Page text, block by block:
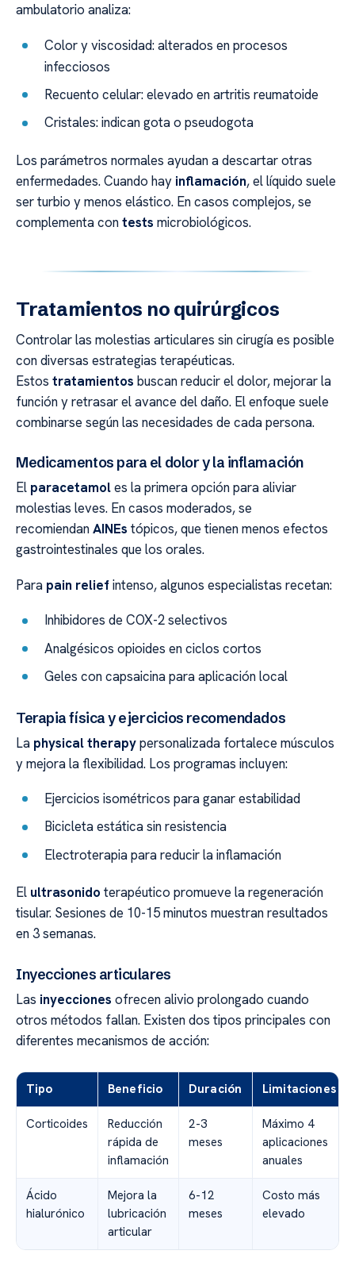
ambulatorio analiza:
Color y viscosidad: alterados en procesos
infecciosos
Recuento celular: elevado en artritis reumatoide
Cristales: indican gota o pseudogota
Los parámetros normales ayudan a descartar otras
enfermedades. Cuando hay inflamación, el líquido suele
ser turbio y menos elástico. En casos complejos, se
complementa contests microbiológicos.
Tratamientos no quirúrgicos
Controlar las molestias articulares sin cirugía es posible
con diversas estrategias terapéuticas.
Estos tratamientos buscan reducir el dolor, mejorar la
función y retrasar el avance del daño. El enfoque suele
combinarse según las necesidades de cada persona.
Medicamentos para el dolor y la inflamación
El paracetamoles la primera opción para aliviar
molestias leves. En casos moderados, se
recomiendanAINEs tópicos, que tienen menos efectos
gastrointestinales que los orales.
Para pain reliefintenso, algunos especialistas recetan:
Inhibidores de COX-2 selectivos
Analgésicos opioides en ciclos cortos
Geles con capsaicina para aplicación local
Terapia física y ejercicios recomendados
La physical therapypersonalizada fortalece músculos
y mejora la flexibilidad. Los programas incluyen:
Ejercicios isométricos para ganar estabilidad
Bicicleta estática sin resistencia
Electroterapia para reducir la inflamación
El ultrasonido terapéutico promueve la regeneración
tisular. Sesiones de 10-15 minutos muestran resultados
en 3 semanas.
Inyecciones articulares
Las inyecciones ofrecen alivio prolongado cuando
otros métodos fallan. Existen dos tipos principales con
diferentes mecanismos de acción:
Tipo Beneficio Duración Limitaciones
Corticoides
Reducción
rápida de
inflamación
2-3
meses
Máximo 4
aplicaciones
anuales
Ácido
hialurónico
Mejora la
lubricación
articular
6-12
meses
Costo más
elevado